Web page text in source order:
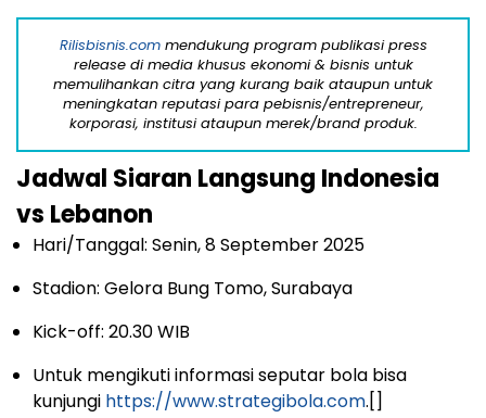
Rilisbisnis.commendukung program publikasi press
release di media khusus ekonomi & bisnis untuk
memulihankan citra yang kurang baik ataupun untuk
meningkatan reputasi para pebisnis/entrepreneur,
korporasi, institusi ataupun merek/brand produk.
Jadwal Siaran Langsung Indonesia
vs Lebanon
Hari/Tanggal: Senin, 8 September 2025
Stadion: Gelora Bung Tomo, Surabaya
Kick-off: 20.30 WIB
Untuk mengikuti informasi seputar bola bisa
kunjungi https://www.strategibola.com.[]